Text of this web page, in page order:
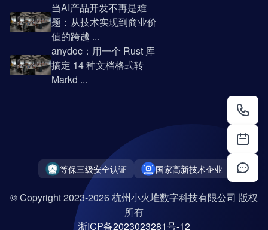
当AI产品开发不再是难
题：从技术实现到商业价
值的跨越 ...
anydoc：用一个 Rust 库
搞定 14 种文档格式转
Markd ...
等保三级安全认证 国家高新技术企业
© Copyright 2023-2026 杭州小火堆数字科技有限公司 版权
所有
浙ICP备2023023281号-12